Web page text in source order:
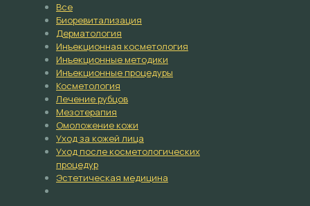
Все
Биоревитализация
Дерматология
Инъекционная косметология
Инъекционные методики
Инъекционные процедуры
Косметология
Лечение рубцов
Мезотерапия
Омоложение кожи
Уход за кожей лица
Уход после косметологических
процедур
Эстетическая медицина